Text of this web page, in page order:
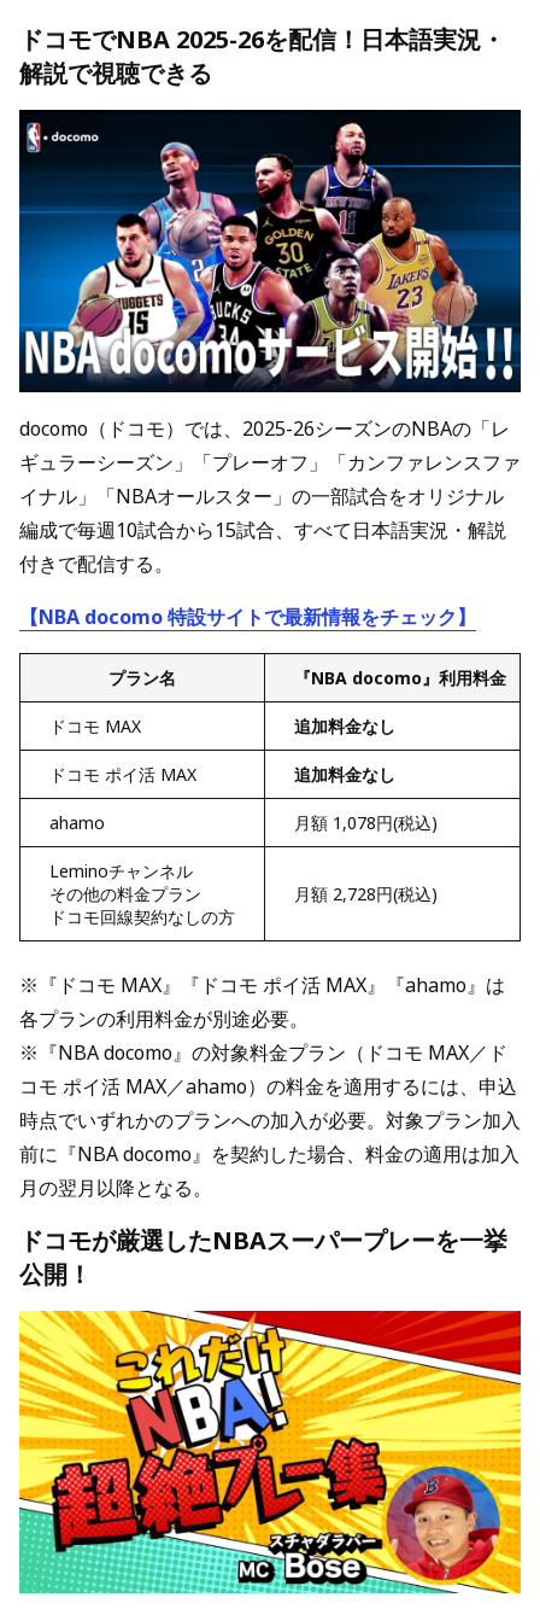
ドコモでNBA 2025-26を配信！日本語実況・
解説で視聴できる
docomo（ドコモ）では、2025-26シーズンのNBAの「レ
ギュラーシーズン」「プレーオフ」「カンファレンスファ
イナル」「NBAオールスター」の一部試合をオリジナル
編成で毎週10試合から15試合、すべて日本語実況・解説
付きで配信する。
【NBA docomo 特設サイトで最新情報をチェック】
プラン名 『NBA docomo』利用料金
ドコモ MAX 追加料金なし
ドコモ ポイ活 MAX 追加料金なし
ahamo 月額 1,078円(税込)
Leminoチャンネル
その他の料金プラン
ドコモ回線契約なしの方
月額 2,728円(税込)
※『ドコモ MAX』『ドコモ ポイ活 MAX』『ahamo』は
各プランの利用料金が別途必要。
※『NBA docomo』の対象料金プラン（ドコモ MAX／ド
コモ ポイ活 MAX／ahamo）の料金を適用するには、申込
時点でいずれかのプランへの加入が必要。対象プラン加入
前に『NBA docomo』を契約した場合、料金の適用は加入
月の翌月以降となる。
ドコモが厳選したNBAスーパープレーを一挙
公開！